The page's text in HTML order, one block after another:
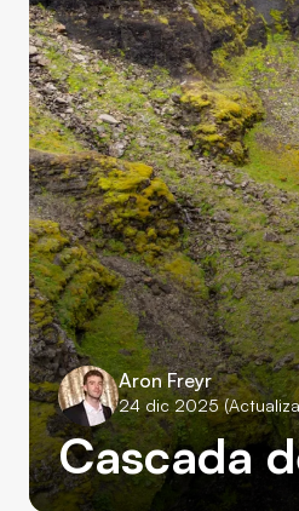
Aron Freyr
24 dic 2025
Cascada